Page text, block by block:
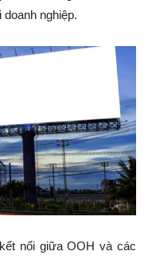
nghiệp.
nối giữa OOH và các